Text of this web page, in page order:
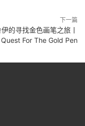
下一篇
的寻找金色画笔之旅丨
Quest For The Gold Pen